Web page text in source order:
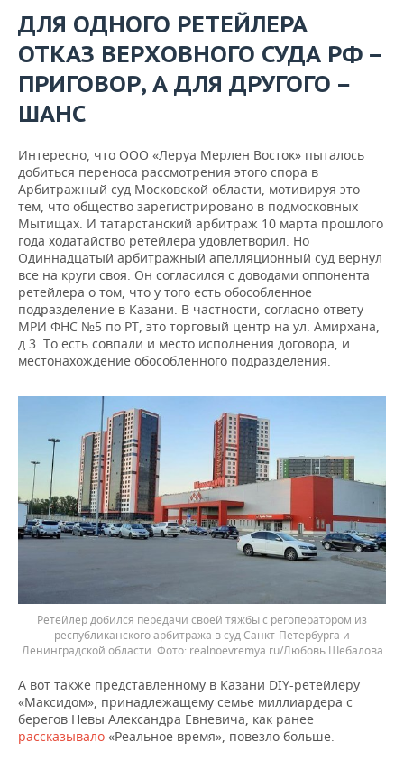
ДЛЯ ОДНОГО РЕТЕЙЛЕРА
ОТКАЗ ВЕРХОВНОГО СУДА РФ —
ПРИГОВОР, А ДЛЯ ДРУГОГО —
ШАНС
Интересно, что ООО «Леруа Мерлен Восток» пыталось
добиться переноса рассмотрения этого спора в
Арбитражный суд Московской области, мотивируя это
тем, что общество зарегистрировано в подмосковных
Мытищах. И татарстанский арбитраж 10 марта прошлого
года ходатайство ретейлера удовлетворил. Но
Одиннадцатый арбитражный апелляционный суд вернул
все на круги своя. Он согласился с доводами оппонента
ретейлера о том, что у того есть обособленное
подразделение в Казани. В частности, согласно ответу
МРИ ФНС №5 по РТ, это торговый центр на ул. Амирхана,
д.3. То есть совпали и место исполнения договора, и
местонахождение обособленного подразделения.
Ретейлер добился передачи своей тяжбы с регоператором из
республиканского арбитража в суд Санкт-Петербурга и
Ленинградской области.
realnoevremya.ru/Любовь Шебалова
А вот также представленному в Казани DIY-ретейлеру
«Максидом», принадлежащему семье миллиардера с
берегов Невы Александра Евневича, как ранее
рассказывало «Реальное время», повезло больше.